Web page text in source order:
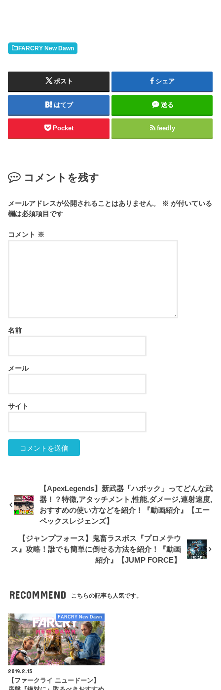
FARCRY New Dawn
ポスト シェア
はてブ 送る
Pocket feedly
コメントを残す
メールアドレスが公開されることはありません。 ※ が付いている
欄は必須項目です
コメント ※
名前
メール
サイト
【ApexLegends】新武器「ハボック」ってどんな武
器！？特徴,アタッチメント,性能,ダメージ,連射速度,
おすすめの使い方などを紹介！『動画紹介』【エー
ペックスレジェンズ】
【ジャンプフォース】鬼畜ラスボス『プロメテウ
ス』攻略！誰でも簡単に倒せる方法を紹介！『動画
紹介』【JUMP FORCE】
RECOMMEND こちらの記事も人気です。
FARCRY New Dawn
2019.2.15
【ファークライ ニュードーン】